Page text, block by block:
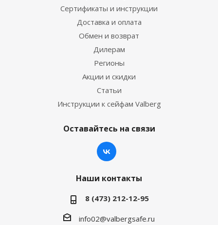
Сертификаты и инструкции
Доставка и оплата
Обмен и возврат
Дилерам
Регионы
Акции и скидки
Статьи
Инструкции к сейфам Valberg
Оставайтесь на связи
Наши контакты
8 (473) 212-12-95
info02@valbergsafe.ru